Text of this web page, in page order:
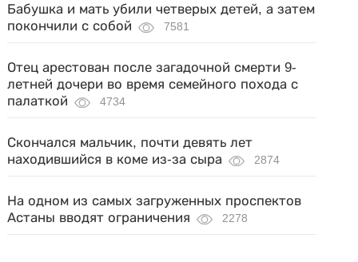
Бабушка и мать убили четверых детей, а затем
покончили с собой
7581
Отец арестован после загадочной смерти 9-
летней дочери во время семейного похода с
палаткой
4734
Скончался мальчик, почти девять лет
находившийся в коме из-за сыра
2874
На одном из самых загруженных проспектов
Астаны вводят ограничения
2278